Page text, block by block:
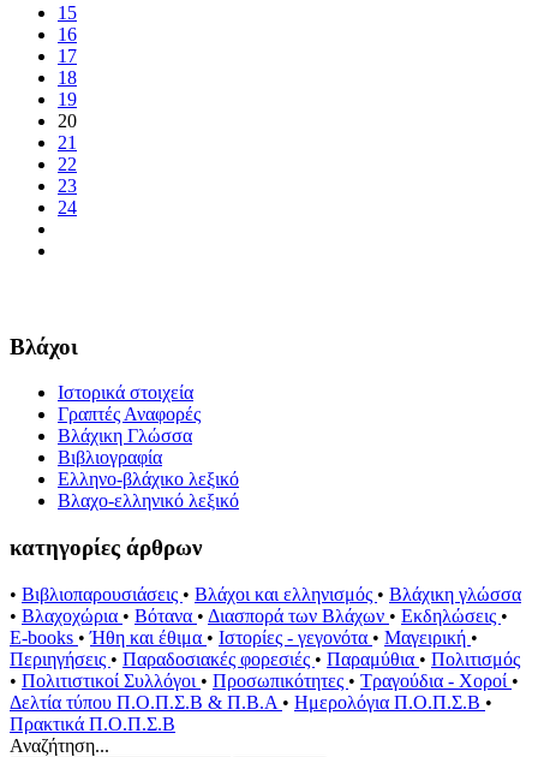
15
16
17
18
19
20
21
22
23
24
Βλάχοι
Ιστορικά στοιχεία
Γραπτές Αναφορές
Βλάχικη Γλώσσα
Βιβλιογραφία
Ελληνο-βλάχικο λεξικό
Βλαχο-ελληνικό λεξικό
κατηγορίες άρθρων
• Βιβλιοπαρουσιάσεις • Βλάχοι και ελληνισμός • Βλάχικη γλώσσα
• Βλαχοχώρια • Βότανα • Διασπορά των Βλάχων • Εκδηλώσεις •
E-books •Ήθη και έθιμα • Ιστορίες - γεγονότα • Μαγειρική •
Περιηγήσεις • Παραδοσιακές φορεσιές • Παραμύθια • Πολιτισμός
• Πολιτιστικοί Συλλόγοι • Προσωπικότητες • Τραγούδια - Χοροί •
Δελτία τύπου Π.Ο.Π.Σ.Β & Π.Β.Α • Ημερολόγια Π.Ο.Π.Σ.Β •
Πρακτικά Π.Ο.Π.Σ.Β
Αναζήτηση...